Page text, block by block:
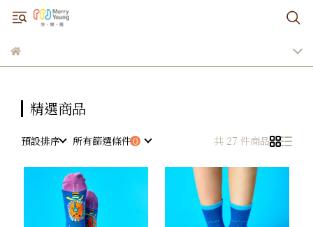
精選商品
預設排序 所有篩選條件 共 27 件商品